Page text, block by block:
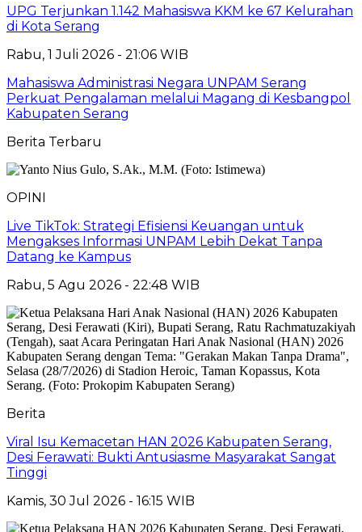
UPG Terjunkan 1.142 Mahasiswa KKM ke 67 Kelurahan
di Kota Serang
Rabu, 1 Juli 2026 - 21:06 WIB
Mahasiswa Administrasi Negara UNPAM Serang
Perkuat Pengalaman melalui Magang di Kesbangpol
Kabupaten Serang
Berita Terbaru
OPINI
Live TikTok: Strategi Efisiensi Keuangan untuk
Mengakses Informasi UNPAM Lebih Dekat Tanpa
Datang ke Kampus
Rabu, 5 Agu 2026 - 22:48 WIB
Berita
Viral Isu Kemacetan HAN 2026 Kabupaten Serang,
Desi Ferawati: Bukti Antusiasme Masyarakat Sangat
Tinggi
Kamis, 30 Jul 2026 - 16:15 WIB